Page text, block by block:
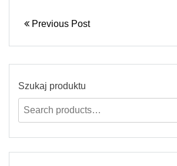
Previous Post
Szukaj produktu